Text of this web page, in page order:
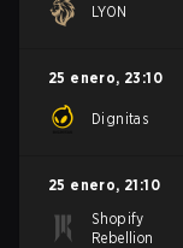
LYON
25 enero, 23:10
Dignitas
25 enero, 21:10
Shopify
Rebellion